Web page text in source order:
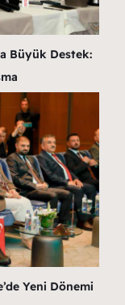
Büyük Destek:
Yeni Dönemi